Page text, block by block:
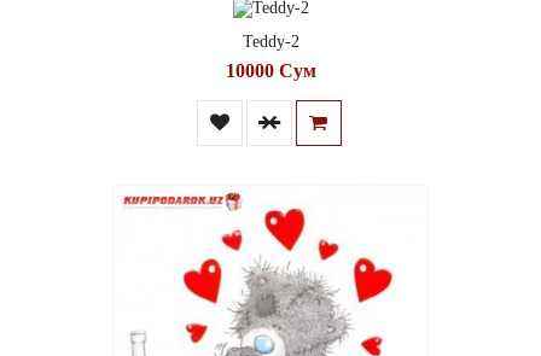
Teddy-2
10000 Сум